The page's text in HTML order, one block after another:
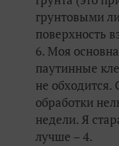
грунтовыми
поверхность
Моя
паутинные
не обходится.
обработки
недели. Я
лучше – 4.